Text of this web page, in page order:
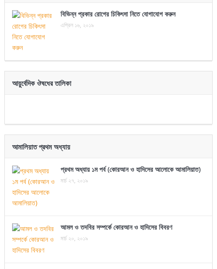
বিভিন্ন প্রকার রোগের চিকিৎসা নিতে যোগাযোগ করুন
এপ্রিল ১৬, ২০১৯
আয়ুর্বেদিক ঔষধের তালিকা
আমালিয়াত প্রথম অধ্যায়
প্রথম অধ্যায় ১ম পর্ব (কোরআন ও হাদিসের আলোকে আমালিয়াত)
মার্চ ২৭, ২০১৯
আমল ও তদবির সম্পর্কে কোরআন ও হাদিসের বিবরণ
মার্চ ২০, ২০১৯